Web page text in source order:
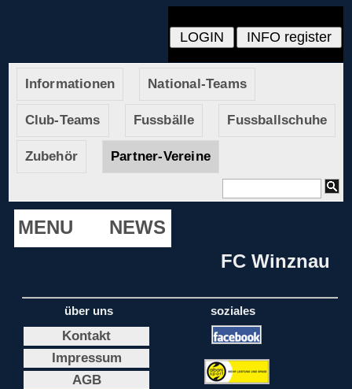
Informationen National-Teams
Club-Teams Fussbälle Fussballschuhe
Zubehör Partner-Vereine
MENU
NEWS
FC Winznau
über uns
Kontakt
Impressum
AGB
soziales